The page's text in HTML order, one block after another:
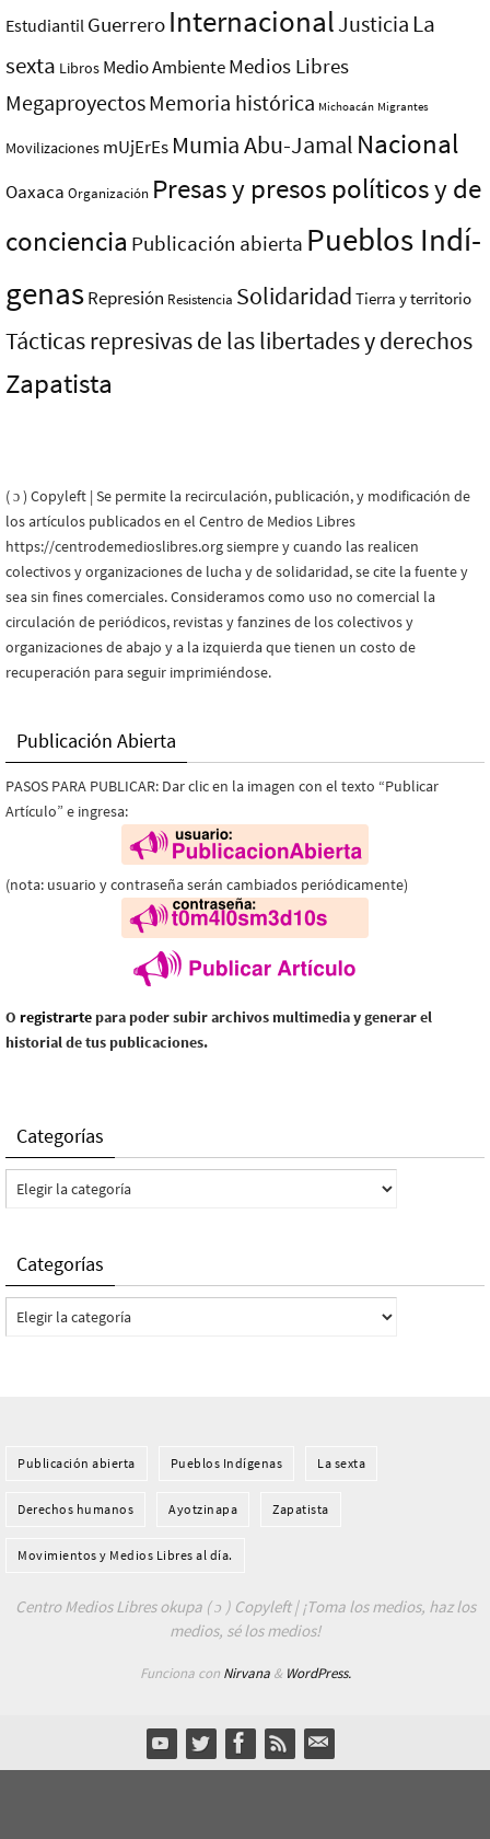
Estudiantil Guerrero InternacionalJusticia La
sexta Libros Medio AmbienteMedios Libres
MegaproyectosMemoria histórica Michoacán Migrantes
Movilizaciones mUjErEs Mumia Abu-Jamal Nacional
Oaxaca Organización Presas y presos polí­ticos y de
conciencia Publicación abierta Pueblos Indí­
genasRepresión Resistencia Solidaridad Tierra y territorio
Tácticas represivas de las libertades y derechos
Zapatista
( ɔ ) Copyleft | Se permite la recirculación, publicación, y modificación de
los artículos publicados en el Centro de Medios Libres
https://centrodemedioslibres.org siempre y cuando las realicen
colectivos y organizaciones de lucha y de solidaridad, se cite la fuente y
sea sin fines comerciales. Consideramos como uso no comercial la
circulación de periódicos, revistas y fanzines de los colectivos y
organizaciones de abajo y a la izquierda que tienen un costo de
recuperación para seguir imprimiéndose.
Publicación Abierta
PASOS PARA PUBLICAR: Dar clic en la imagen con el texto “Publicar
Artículo” e ingresa:
(nota: usuario y contraseña serán cambiados periódicamente)
O registrarte para poder subir archivos multimedia y generar el
historial de tus publicaciones.
Categorías
Categorías
Categorías
Categorías
Publicación abierta Pueblos Indí­genas La sexta
Derechos humanos Ayotzinapa Zapatista
Movimientos y Medios Libres al día.
Centro Medios Libres okupa ( ɔ ) Copyleft | ¡Toma los medios, haz los
medios, sé los medios!
Funciona con Nirvana& WordPress.